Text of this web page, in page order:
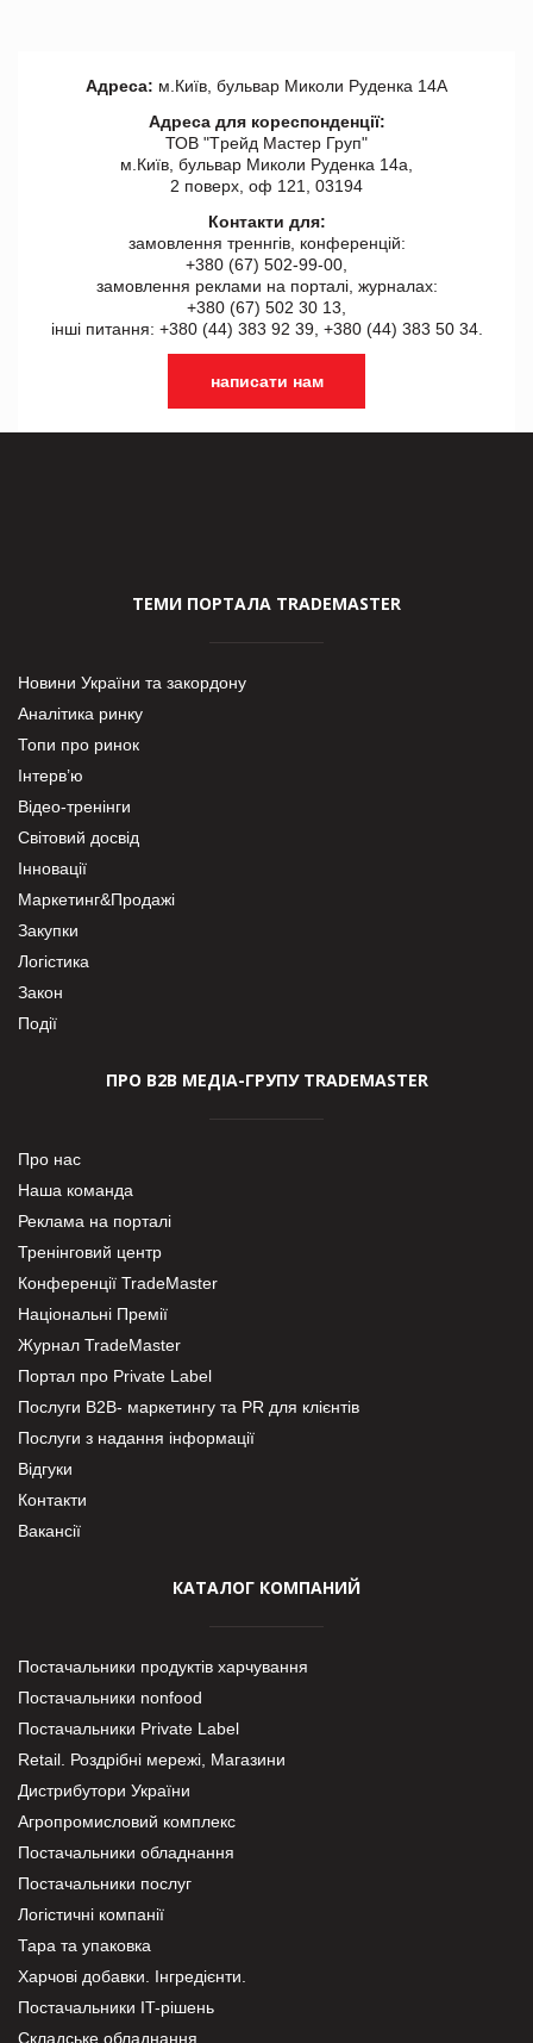
Адреса: м.Київ, бульвар Миколи Руденка 14А
Адреса для кореспонденції:
ТОВ "Tрейд Мастер Груп"
м.Київ, бульвар Миколи Руденка 14а,
2 поверх, оф 121, 03194
Контакти для:
замовлення треннгів, конференцій:
+380 (67) 502-99-00,
замовлення реклами на порталі, журналах:
+380 (67) 502 30 13,
інші питання: +380 (44) 383 92 39, +380 (44) 383 50 34.
написати нам
ТЕМИ ПОРТАЛА TRADEMASTER
Новини України та закордону
Аналітика ринку
Топи про ринок
Інтерв’ю
Відео-тренінги
Світовий досвід
Інновації
Маркетинг&Продажі
Закупки
Логістика
Закон
Події
ПРО В2В МЕДІА-ГРУПУ TRADEMASTER
Про нас
Наша команда
Реклама на порталі
Тренінговий центр
Конференції TradeMaster
Національні Премії
Журнал TradeMaster
Портал про Private Label
Послуги В2В- маркетингу та PR для клієнтів
Послуги з надання інформації
Відгуки
Контакти
Вакансії
КАТАЛОГ КОМПАНИЙ
Постачальники продуктів харчування
Постачальники nonfood
Постачальники Private Label
Retail. Роздрібні мережі, Магазини
Дистрибутори України
Агропромисловий комплекс
Постачальники обладнання
Постачальники послуг
Логістичні компанії
Тара та упаковка
Харчові добавки. Інгредієнти.
Постачальники IT-рішень
Складське обладнання